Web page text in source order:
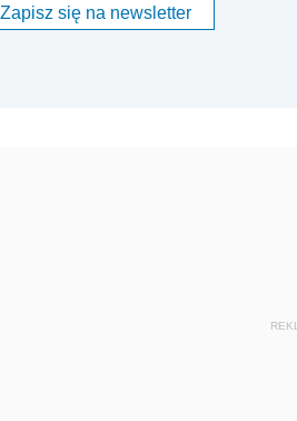
Zapisz się na newsletter